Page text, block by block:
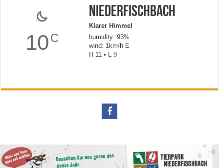
10C
Niederfischbach
Klarer Himmel
humidity: 93%
wind: 1km/h E
H 11 • L 9